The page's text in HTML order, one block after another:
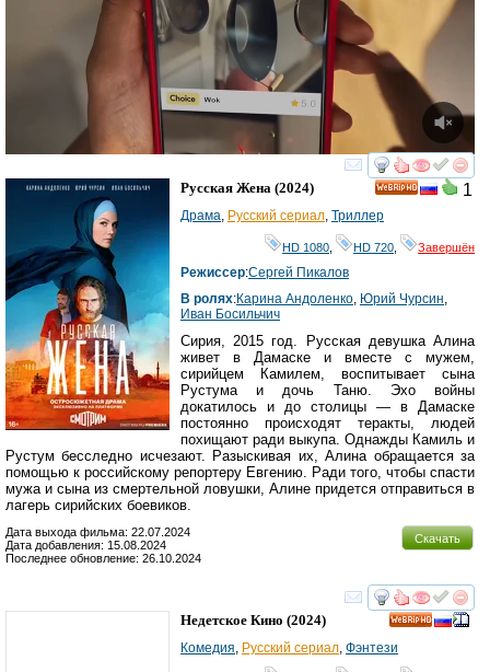
смотреть
1
Русская Жена (2024)
Драма, Русский сериал, Триллер
HD 1080, HD 720, Завершён
Режиссер:Сергей Пикалов
В ролях:Карина Андоленко, Юрий Чурсин,
Иван Босильчич
Сирия, 2015 год. Русская девушка Алина
живет в Дамаске и вместе с мужем,
сирийцем Камилем, воспитывает сына
Рустума и дочь Таню. Эхо войны
докатилось и до столицы — в Дамаске
постоянно происходят теракты, людей
похищают ради выкупа. Однажды Камиль и
Рустум бесследно исчезают. Разыскивая их, Алина обращается за
помощью к российскому репортеру Евгению. Ради того, чтобы спасти
мужа и сына из смертельной ловушки, Алине придется отправиться в
лагерь сирийских боевиков.
Скачать
Дата выхода фильма: 22.07.2024
Дата добавления: 15.08.2024
Последнее обновление: 26.10.2024
смотреть
Недетское Кино (2024)
Комедия, Русский сериал, Фэнтези